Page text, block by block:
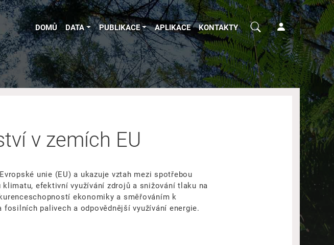
DOMŮ DATA PUBLIKACE APLIKACE KONTAKTY
v zemích EU
unie (EU) a ukazuje vztah mezi spotřebou
efektivní využívání zdrojů a snižování tlaku na
ekonomiky a směřováním k
palivech a odpovědnější využívání energie.